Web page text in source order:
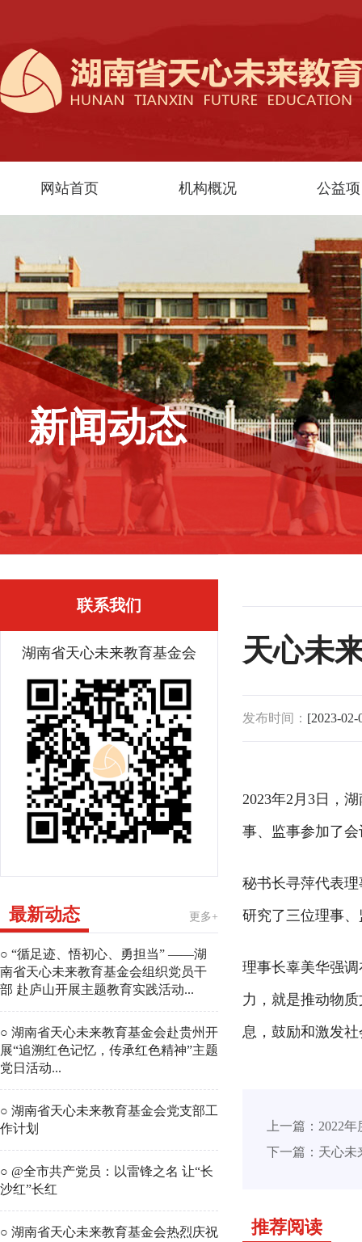
网站首页 机构概况 公益
新闻动态
联系我们
湖南省天心未来教育基金会
最新动态 更多+
○ “循足迹、悟初心、勇担当” ——湖
南省天心未来教育基金会组织党员干
部 赴庐山开展主题教育实践活动...
○ 湖南省天心未来教育基金会赴贵州开
展“追溯红色记忆，传承红色精神”主题
党日活动...
○ 湖南省天心未来教育基金会党支部工
作计划
○ @全市共产党员：以雷锋之名 让“长
沙红”长红
○ 湖南省天心未来教育基金会热烈庆祝
天心未
发布时间： [2023-02-
2023年2月3日，
事、监事参加了会
秘书长寻萍代表
研究了三位理事
理事长辜美华强
力，就是推动物
息，鼓励和激发
上一篇：2022
下一篇：天心未
推荐阅读